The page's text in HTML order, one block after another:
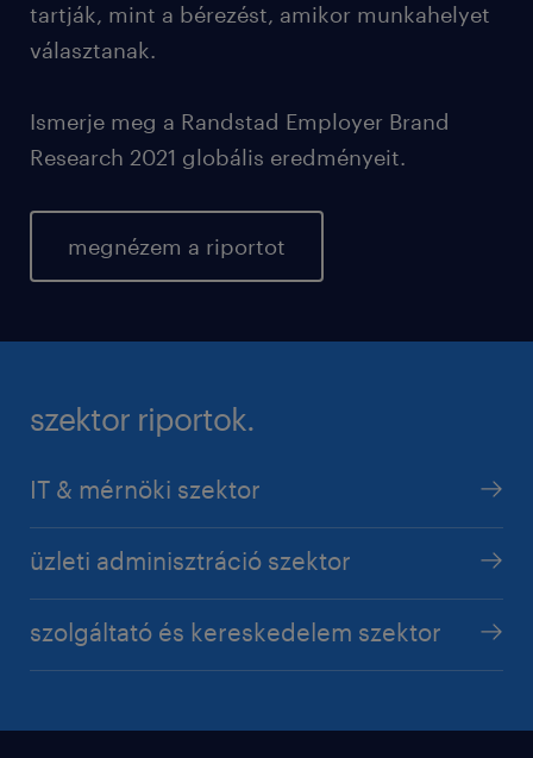
tartják, mint a bérezést, amikor munkahelyet
választanak.
Ismerje meg a Randstad Employer Brand
Research 2021 globális eredményeit.
megnézem a riportot
szektor riportok.
IT & mérnöki szektor
üzleti adminisztráció szektor
szolgáltató és kereskedelem szektor